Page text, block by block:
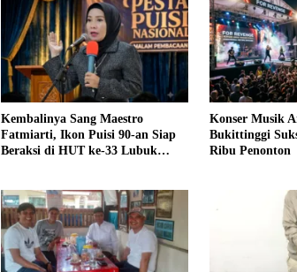
Kembalinya Sang Maestro
Fatmiarti, Ikon Puisi 90-an Siap
Beraksi di HUT ke-33 Lubuk
Konser Musik
Bukittinggi
Ribu Penonton